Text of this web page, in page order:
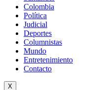
Colombia
Política
Judicial
Deportes
Columnistas
Mundo
Entretenimiento
Contacto
X